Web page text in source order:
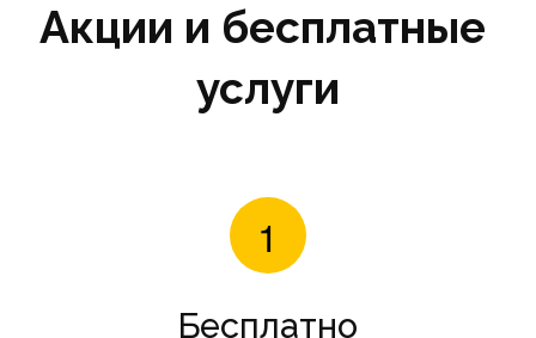
Акции и бесплатные
услуги
Бесплатно